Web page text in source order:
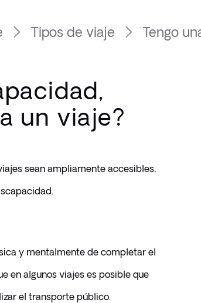
Tipos de viaje Tengo
un viaje?
sean ampliamente accesibles,
y mentalmente de completar el
en algunos viajes es posible que
el transporte público.